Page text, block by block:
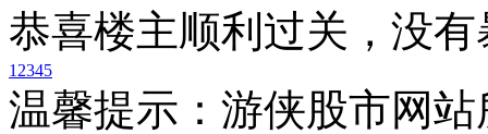
恭喜楼主顺利过关，没
1 2345
温馨提示：游侠股市网